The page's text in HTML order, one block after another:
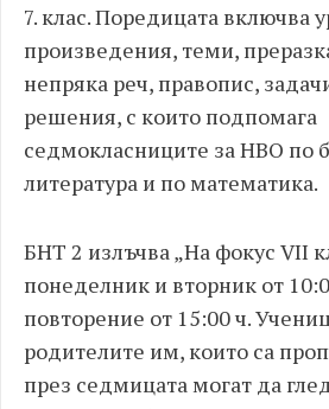
7. клас.Поредицата включва
произведения, теми,
непряка реч, правопис,
решения, с които подпомага
седмокласниците за НВО по
литература и по математика.
БНТ 2 излъчва „На фокус VII
понеделник и вторник от
повторение от 15:00 ч.
родителите им, които са
през седмицата могат да